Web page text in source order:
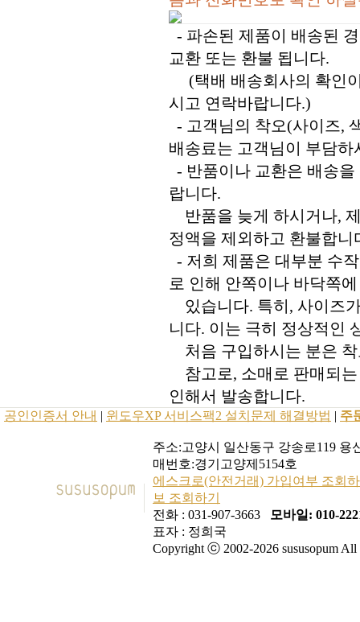
- 파손된 제품이 배송된
교환 또는 환불 됩니다.
(택배 배송회사의 확인
시고 연락바랍니다.)
- 고객님의 착오(사이즈,
배송료는 고객님이 부담하
- 반품이나 교환은 배송
랍니다.
반품을 늦게 하시거나,
정액을 제외하고 환불합니
- 저희 제품은 대부분 수
로 인해 안쪽이나 바닥쪽
있습니다. 특히, 사이즈
니다. 이는 극히 정상적인
처음 구입하시는 분은
참고로, 소매로 판매되
인해서 발송합니다.
공인인증서 안내 | 윈도우XP 서비스팩2 설치문제 해결방법 | 주
주소:고양시 일산동구 강송로119 용
매번호:경기고양제5154호
에스크로(안전거래) 가입여부 조회
보 조회하기
전화 : 031-907-3663
모바일: 010-
표자 : 정희국
Copyright ⓒ 2002-2026 sususopum All